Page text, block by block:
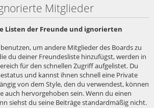
Mitglieder
Listen der Freunde und ignorierten
um andere Mitglieder des Boards zu
du deiner Freundesliste hinzufügst, werden in
für den schnellen Zugriff aufgelistet. Du
und kannst ihnen schnell eine Private
von dem Style, den du verwendest, können
auch hervorgehoben sein. Wenn du einen
siehst du seine Beiträge standardmäßig nicht.